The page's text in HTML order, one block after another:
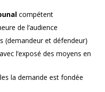
compétent
de l’audience
(demandeur et défendeur)
l’exposé des moyens en
la demande est fondée